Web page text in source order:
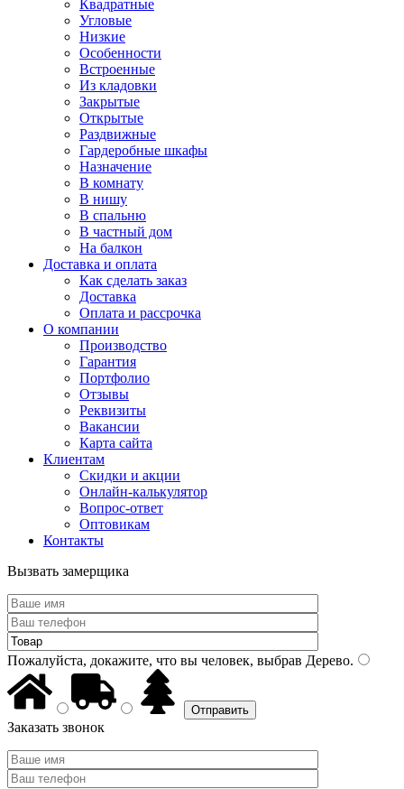
Квадратные
Угловые
Низкие
Особенности
Встроенные
Из кладовки
Закрытые
Открытые
Раздвижные
Гардеробные шкафы
Назначение
В комнату
В нишу
В спальню
В частный дом
На балкон
Доставка и оплата
Как сделать заказ
Доставка
Оплата и рассрочка
О компании
Производство
Гарантия
Портфолио
Отзывы
Реквизиты
Вакансии
Карта сайта
Клиентам
Скидки и акции
Онлайн-калькулятор
Вопрос-ответ
Оптовикам
Контакты
Вызвать замерщика
Пожалуйста, докажите, что вы человек, выбрав Дерево.
Заказать звонок